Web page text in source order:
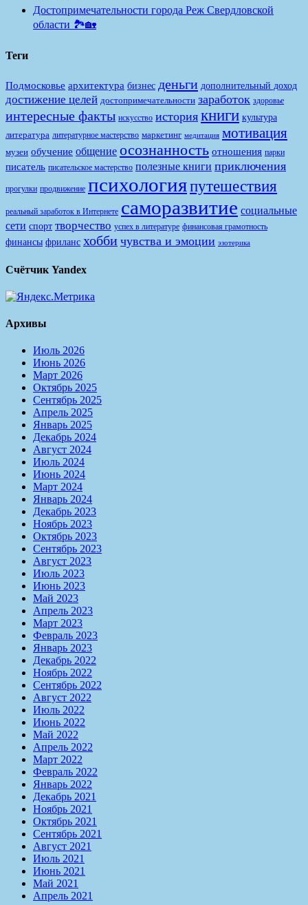
Достопримечательности города Реж Свердловской
области 🏞️🏡
Теги
Подмосковье архитектура бизнес деньги дополнительный доход
достижение целей достопримечательности заработок здоровье
интересные факты искусство история книги культура
литература литературное мастерство маркетинг медитация мотивация
музеи обучение общение осознанность отношения парки
писатель писательское мастерство полезные книги приключения
прогулки продвижение психологияпутешествия
реальный заработок в Интернете саморазвитие социальные
сети спорт творчество успех в литературе финансовая грамотность
финансы фриланс хобби чувства и эмоции эзотерика
Счётчик Yandex
Архивы
Июль 2026
Июнь 2026
Март 2026
Октябрь 2025
Сентябрь 2025
Апрель 2025
Январь 2025
Декабрь 2024
Август 2024
Июль 2024
Июнь 2024
Март 2024
Январь 2024
Декабрь 2023
Ноябрь 2023
Октябрь 2023
Сентябрь 2023
Август 2023
Июль 2023
Июнь 2023
Май 2023
Апрель 2023
Март 2023
Февраль 2023
Январь 2023
Декабрь 2022
Ноябрь 2022
Сентябрь 2022
Август 2022
Июль 2022
Июнь 2022
Май 2022
Апрель 2022
Март 2022
Февраль 2022
Январь 2022
Декабрь 2021
Ноябрь 2021
Октябрь 2021
Сентябрь 2021
Август 2021
Июль 2021
Июнь 2021
Май 2021
Апрель 2021